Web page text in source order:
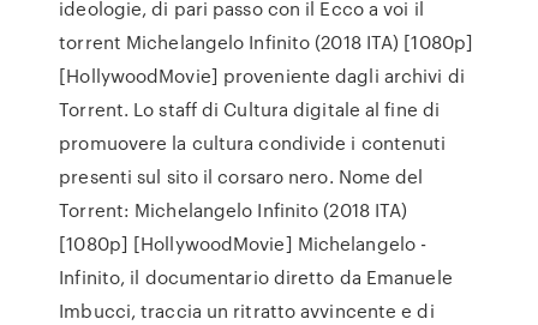
ideologie, di pari passo con il Ecco a voi il
torrent Michelangelo Infinito (2018 ITA) [1080p]
[HollywoodMovie] proveniente dagli archivi di
Torrent. Lo staff di Cultura digitale al fine di
promuovere la cultura condivide i contenuti
presenti sul sito il corsaro nero. Nome del
Torrent: Michelangelo Infinito (2018 ITA)
[1080p] [HollywoodMovie] Michelangelo -
Infinito, il documentario diretto da Emanuele
Imbucci, traccia un ritratto avvincente e di